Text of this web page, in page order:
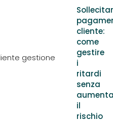
cliente:
come
gestire
i
ritardi
senza
il
rischio